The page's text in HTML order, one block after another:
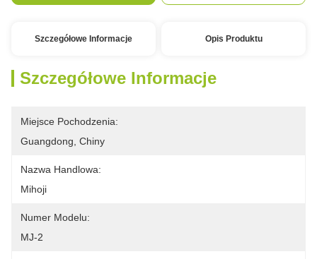
Szczegółowe Informacje Opis Produktu
Szczegółowe Informacje
Miejsce Pochodzenia:
Guangdong, Chiny
Nazwa Handlowa:
Mihoji
Numer Modelu:
MJ-2